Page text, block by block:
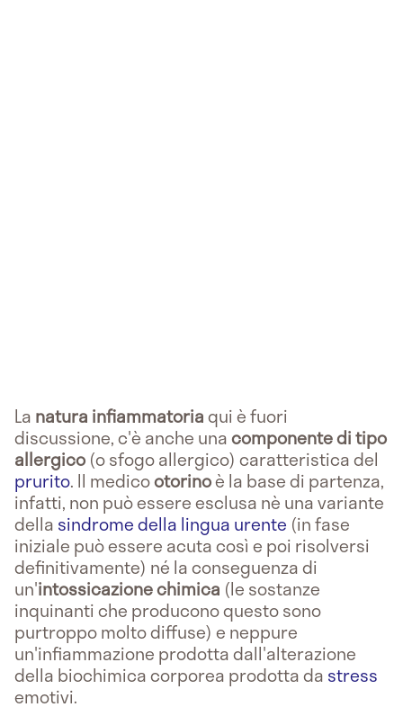
La natura infiammatoriaqui è fuori
discussione, c'è anche unacomponente di tipo
allergico (o sfogo allergico) caratteristica del
prurito. Il medicootorinoè la base di partenza,
infatti, non può essere esclusa nè una variante
della sindrome della lingua urente (in fase
iniziale può essere acuta così e poi risolversi
definitivamente) né la conseguenza di
un'intossicazione chimica (le sostanze
inquinanti che producono questo sono
purtroppo molto diffuse) e neppure
un'infiammazione prodotta dall'alterazione
della biochimica corporea prodotta da stress
emotivi.